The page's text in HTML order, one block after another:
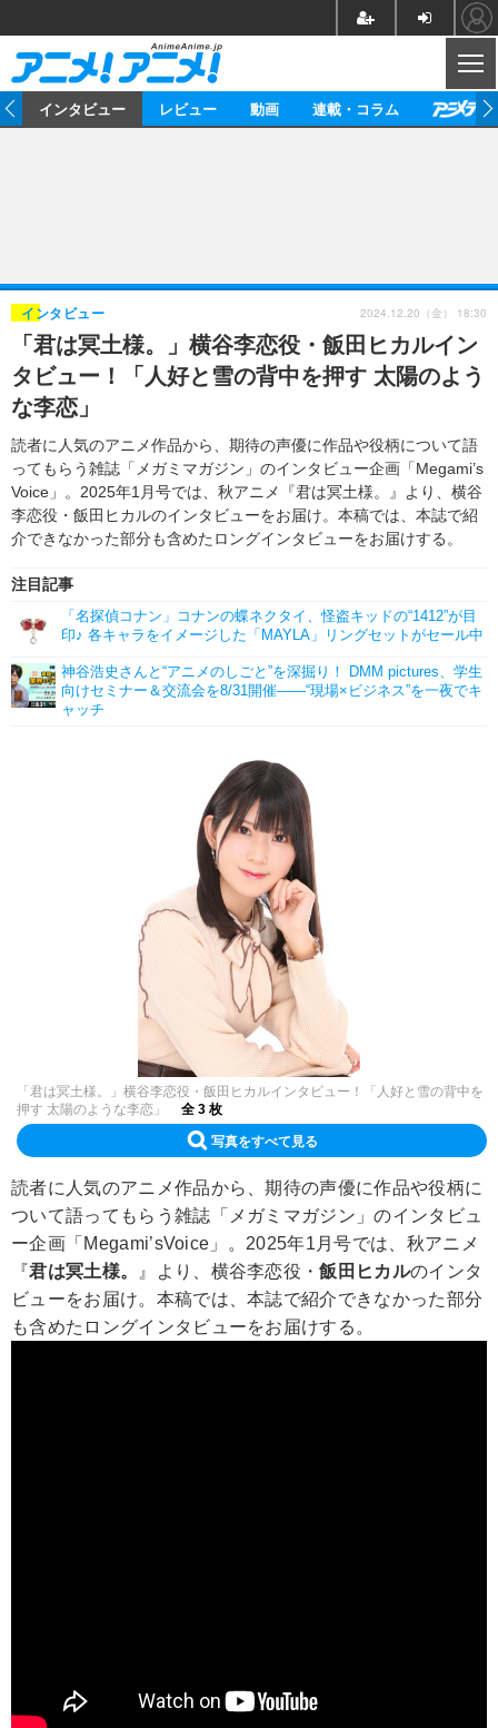
ゲーム グッズ
イベント 海外
海外イベント ビジネス
俳優・タレント アーティスト
ビジネス
アニメ 実写
イベント
ゲーム 座談会
動画
アニメ！アニメ！TV ABEMA Cafe
連載・コラム
インタビュー レビュー 動画 連載・コラム
「君は冥土様。」横谷李恋役・飯田ヒカルイン
タビュー！「人好と雪の背中を押す 太陽のよう
な李恋」
読者に人気のアニメ作品から、期待の声優に作品や役柄について語
ってもらう雑誌「メガミマガジン」のインタビュー企画「Megami’s
Voice」。2025年1月号では、秋アニメ『君は冥土様。』より、横谷
李恋役・飯田ヒカルのインタビューをお届け。本稿では、本誌で紹
介できなかった部分も含めたロングインタビューをお届けする。
インタビュー
注目記事
「名探偵コナン」コナンの蝶ネクタイ、怪盗キッドの“1412”が目
印♪ 各キャラをイメージした「MAYLA」リングセットがセール中
神谷浩史さんと“アニメのしごと”を深掘り！ DMM pictures、学生
向けセミナー＆交流会を8/31開催――“現場×ビジネス”を一夜でキ
ャッチ
2024.12.20（金） 18:30
「君は冥土様。」横谷李恋役・飯田ヒカルインタビュー！「人好と雪の背中を
押す 太陽のような李恋」
全 3 枚
写真をすべて見る
読者に人気のアニメ作品から、期待の声優に作品や役柄に
ついて語ってもらう雑誌「メガミマガジン」のインタビュ
ー企画「Megami’sVoice」。2025年1月号では、秋アニメ
『君は冥土様。 』より、横谷李恋役・飯田ヒカルのインタ
ビューをお届け。本稿では、本誌で紹介できなかった部分
も含めたロングインタビューをお届けする。